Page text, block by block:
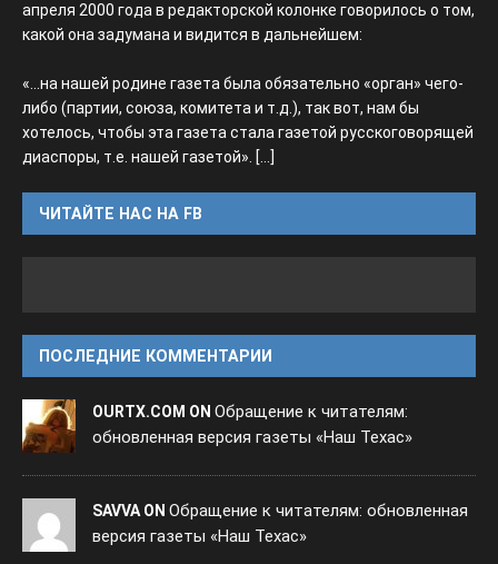
апреля 2000 года в редакторской колонке говорилось о том,
какой она задумана и видится в дальнейшем:
«...на нашей родине газета была обязательно «орган» чего-
либо (партии, союза, комитета и т.д.), так вот, нам бы
хотелось, чтобы эта газета стала газетой русскоговорящей
диаспоры, т.е. нашей газетой». [...]
ЧИТАЙТЕ НАС НА FB
ПОСЛЕДНИЕ КОММЕНТАРИИ
OURTX.COM ON Обращение к читателям:
обновленная версия газеты «Наш Техас»
SAVVA ON Обращение к читателям: обновленная
версия газеты «Наш Техас»